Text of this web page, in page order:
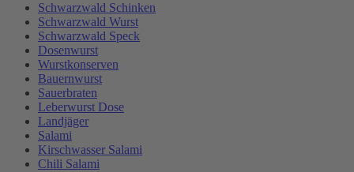
Schwarzwald Schinken
Schwarzwald Wurst
Schwarzwald Speck
Dosenwurst
Wurstkonserven
Bauernwurst
Sauerbraten
Leberwurst Dose
Landjäger
Salami
Kirschwasser Salami
Chili Salami